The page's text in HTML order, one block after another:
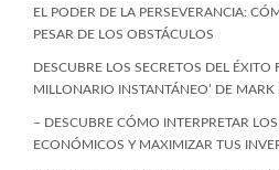
EL PODER DE LA PERSEVERANCIA:
PESAR DE LOS OBSTÁCULOS
DESCUBRE LOS SECRETOS DEL ÉXITO
MILLONARIO INSTANTÁNEO’ DE MARK
– DESCUBRE CÓMO INTERPRETAR
ECONÓMICOS Y MAXIMIZAR TUS